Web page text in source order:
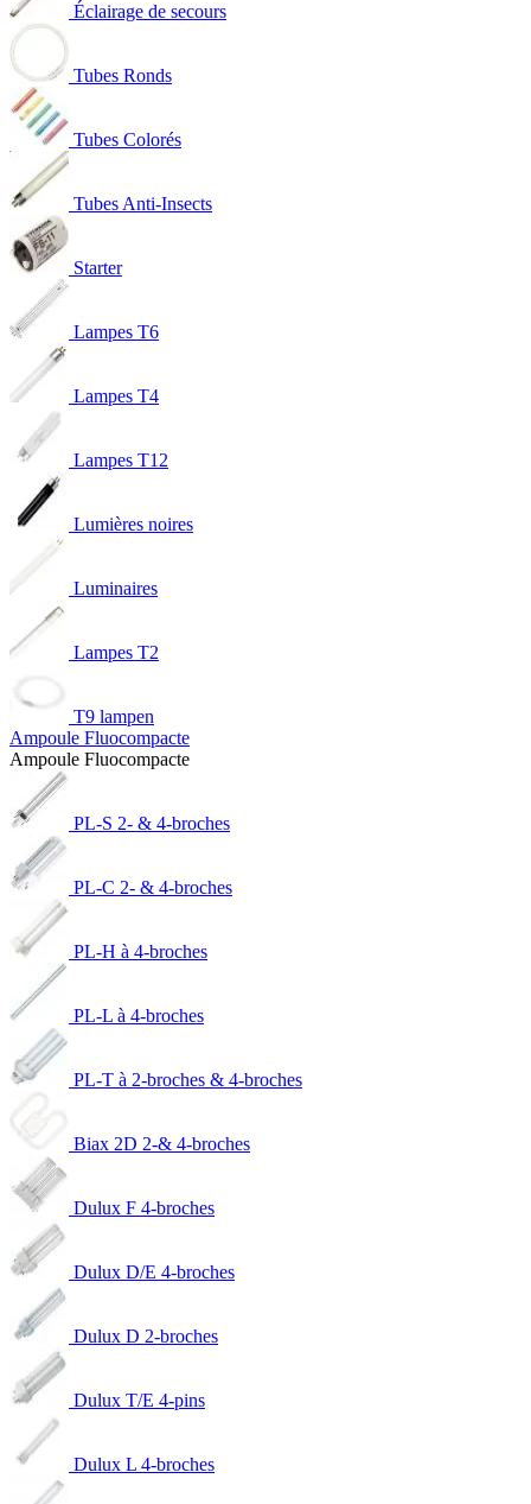
Éclairage de secours
Tubes Ronds
Tubes Colorés
Tubes Anti-Insects
Starter
Lampes T6
Lampes T4
Lampes T12
Lumières noires
Luminaires
Lampes T2
T9 lampen
Ampoule Fluocompacte
Ampoule Fluocompacte
PL-S 2- & 4-broches
PL-C 2- & 4-broches
PL-H à 4-broches
PL-L à 4-broches
PL-T à 2-broches & 4-broches
Biax 2D 2-& 4-broches
Dulux F 4-broches
Dulux D/E 4-broches
Dulux D 2-broches
Dulux T/E 4-pins
Dulux L 4-broches